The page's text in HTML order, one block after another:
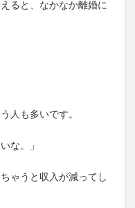
ると、なかなか離婚に
人も多いです。
な。」
ゃうと収入が減ってし